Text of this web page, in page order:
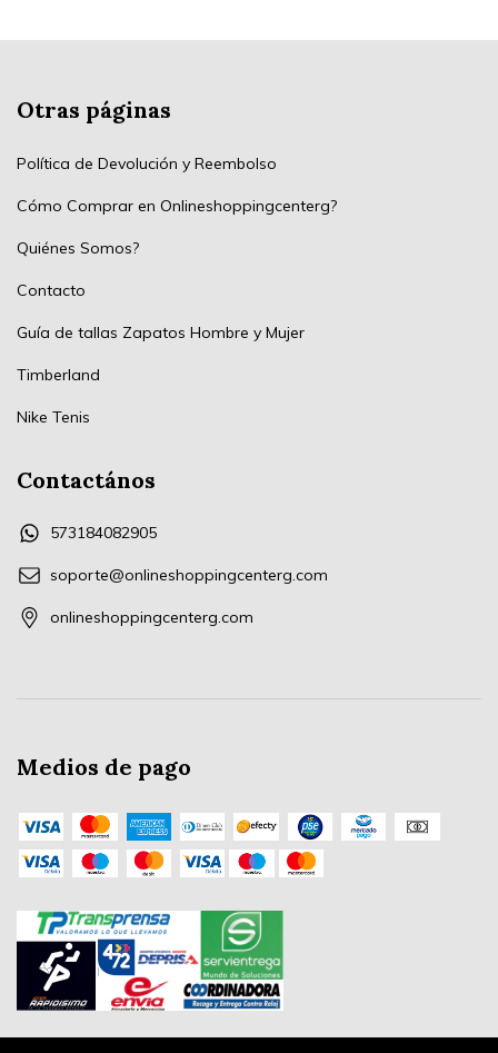
Otras páginas
Política de Devolución y Reembolso
Cómo Comprar en Onlineshoppingcenterg?
Quiénes Somos?
Contacto
Guía de tallas Zapatos Hombre y Mujer
Timberland
Nike Tenis
Contactános
573184082905
soporte@onlineshoppingcenterg.com
onlineshoppingcenterg.com
Medios de pago